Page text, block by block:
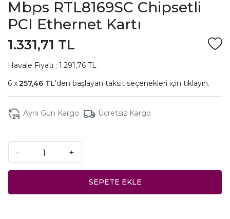
Mbps RTL8169SC Chipsetli
PCI Ethernet Kartı
1.331,71 TL
Havale Fiyatı : 1.291,76 TL
257,46 TL'den başlayan taksit seçenekleri için tıklayın.
Aynı Gün Kargo Ücretsiz Kargo
- +
SEPETE EKLE